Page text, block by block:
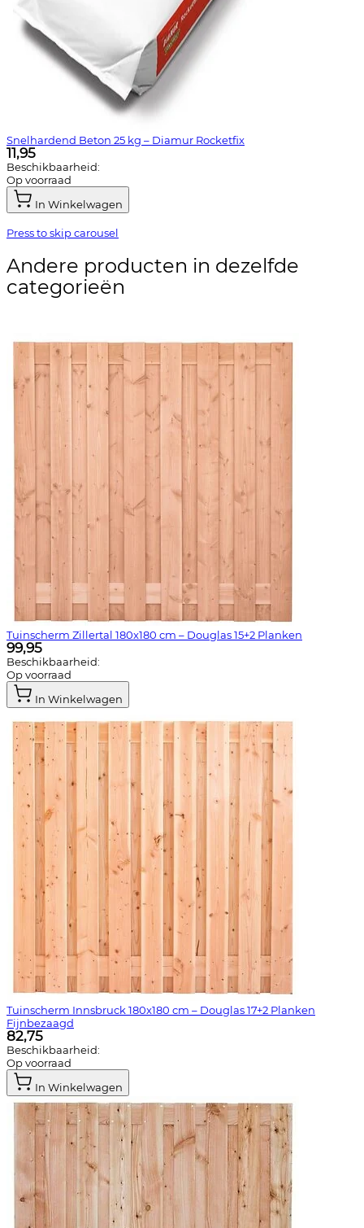
Snelhardend Beton 25 kg – Diamur Rocketfix
11,95
Beschikbaarheid:
Op voorraad
In Winkelwagen
Press to skip carousel
Andere producten in dezelfde
categorieën
Tuinscherm Zillertal 180x180 cm – Douglas 15+2 Planken
99,95
Beschikbaarheid:
Op voorraad
In Winkelwagen
Tuinscherm Innsbruck 180x180 cm – Douglas 17+2 Planken
Fijnbezaagd
82,75
Beschikbaarheid:
Op voorraad
In Winkelwagen